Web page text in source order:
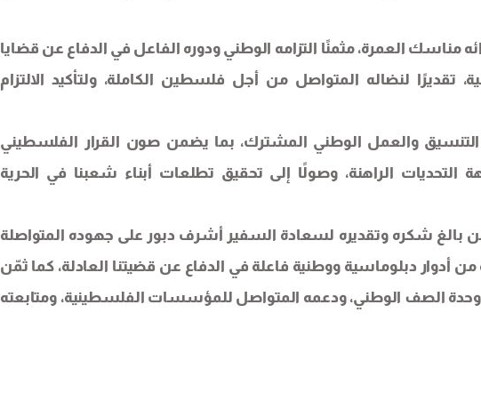
مناسك العمرة، مثمنًا التزامه الوطني ودوره الفاعل في الدفاع عن قضايا
تقديرًا لنضاله المتواصل من أجل فلسطين الكاملة، ولتأكيد الالتزام
التنسيق والعمل الوطني المشترك، بما يضمن صون القرار الفلسطيني
الراهنة، وصولًا إلى تحقيق تطلعات أبناء شعبنا في الحرية
بالغ شكره وتقديره لسعادة السفير أشرف دبور على جهوده المتواصلة
أدوار دبلوماسية ووطنية فاعلة في الدفاع عن قضيتنا العادلة، كما ثمّن
الصف الوطني، ودعمه المتواصل للمؤسسات الفلسطينية، ومتابعته